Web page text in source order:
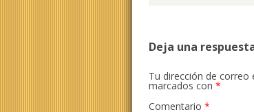
Deja una
Tu dirección de correo
marcados con *
Comentario *